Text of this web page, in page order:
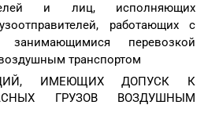
и лиц, исполняющих
работающих с
занимающимися перевозкой
транспортом
ИМЕЮЩИХ ДОПУСК К
ГРУЗОВ ВОЗДУШНЫМ